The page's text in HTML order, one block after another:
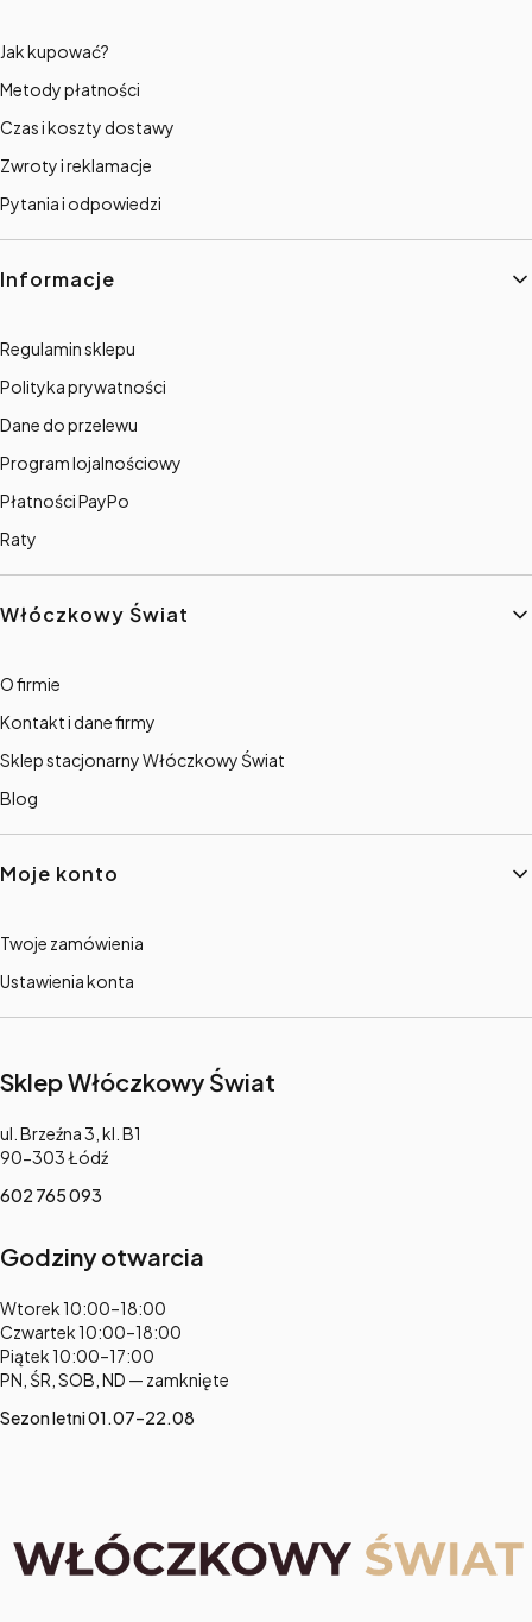
Jak kupować?
Metody płatności
Czas i koszty dostawy
Zwroty i reklamacje
Pytania i odpowiedzi
Informacje
Regulamin sklepu
Polityka prywatności
Dane do przelewu
Program lojalnościowy
Płatności PayPo
Raty
Włóczkowy Świat
O firmie
Kontakt i dane firmy
Sklep stacjonarny Włóczkowy Świat
Blog
Moje konto
Twoje zamówienia
Ustawienia konta
Sklep Włóczkowy Świat
Adres:
ul. Brzeźna 3, kl. B1
90-303 Łódź
602 765 093
Godziny otwarcia
Adres:
Wtorek 10:00–18:00
Czwartek 10:00–18:00
Piątek 10:00–17:00
PN, ŚR, SOB, ND — zamknięte
Sezon letni 01.07–22.08